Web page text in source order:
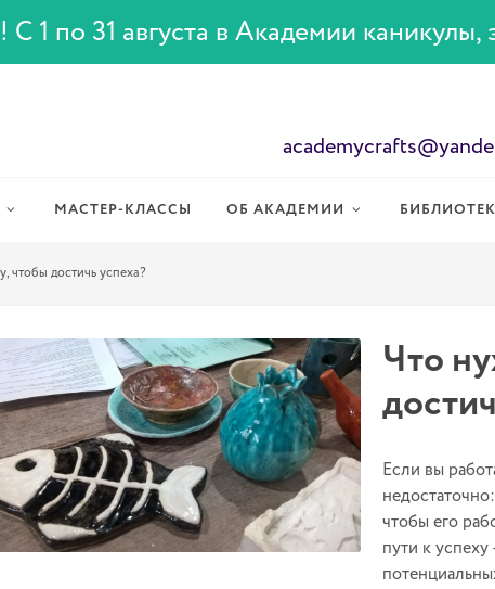
1 по 31 августа в Академии каникулы,
МАСТЕР-КЛАССЫ ОБ АКАДЕМИИ
чтобы достичь успеха?
Что
Если вы
чтобы его
пути к